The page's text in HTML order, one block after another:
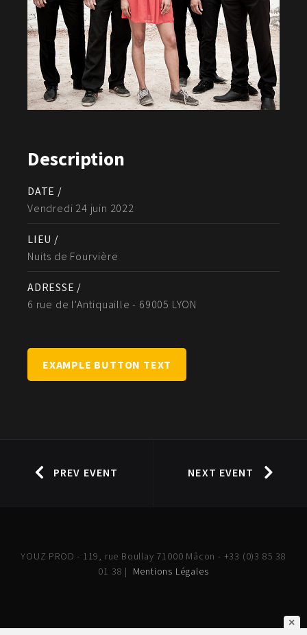
Description
DATE /
Vendredi 24 juin 2022
LIEU /
Nuits de Fourvière
ADRESSE /
6 rue de l'Antiquaille - 69005 LYON
EXAMPLE BUTTON TEXT
PREV EVENT NEXT EVENT
YOUZ PROD - 119, rue Boullay 71000 Mâcon - +33 (0)3 85 38
01 38 | Mentions Légales